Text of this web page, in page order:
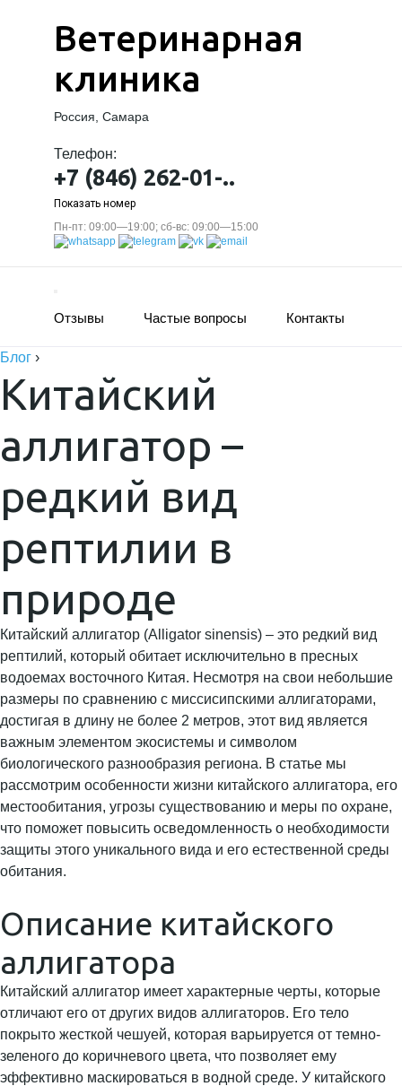
Ветеринарная
клиника
Россия, Самара
Телефон:
+7 (846) 262-01-..
Показать номер
Пн-пт: 09:00—19:00; сб-вс: 09:00—15:00
Отзывы Частые вопросы Контакты
Блог ›
Китайский
аллигатор –
редкий вид
рептилии в
природе
Китайский аллигатор (Alligator sinensis) – это редкий вид
рептилий, который обитает исключительно в пресных
водоемах восточного Китая. Несмотря на свои небольшие
размеры по сравнению с миссисипскими аллигаторами,
достигая в длину не более 2 метров, этот вид является
важным элементом экосистемы и символом
биологического разнообразия региона. В статье мы
рассмотрим особенности жизни китайского аллигатора, его
местообитания, угрозы существованию и меры по охране,
что поможет повысить осведомленность о необходимости
защиты этого уникального вида и его естественной среды
обитания.
Описание китайского
аллигатора
Китайский аллигатор имеет характерные черты, которые
отличают его от других видов аллигаторов. Его тело
покрыто жесткой чешуей, которая варьируется от темно-
зеленого до коричневого цвета, что позволяет ему
эффективно маскироваться в водной среде. У китайского